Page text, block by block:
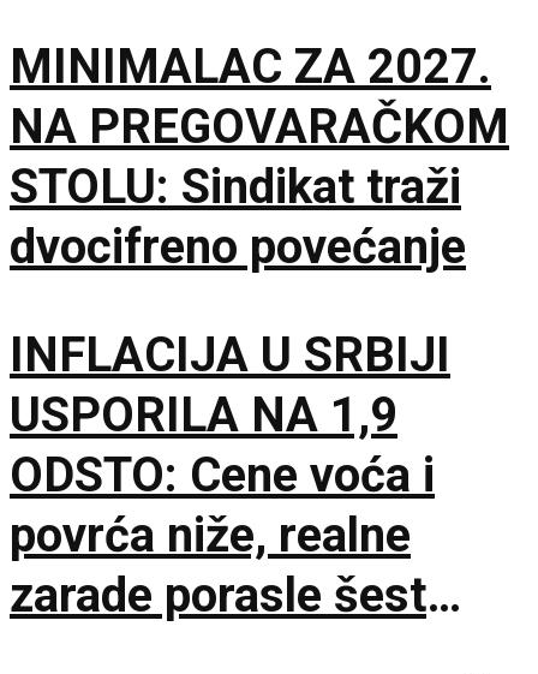
MINIMALAC ZA 2027.
NA PREGOVARAČKOM
STOLU: Sindikat traži
dvocifreno povećanje
INFLACIJA U SRBIJI
USPORILA NA 1,9
ODSTO: Cene voća i
povrća niže, realne
zarade porasle šest